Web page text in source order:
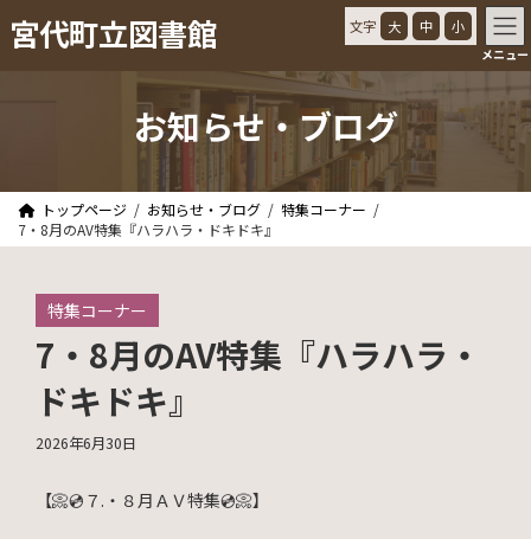
ン
ビ宮代町立図書館 文字 大 中 小
メニュー
お知らせ・ブログ
トップページ お知らせ・ブログ
特集コーナー
7・8月のAV特集『ハラハラ・ドキドキ』
特集コーナー
7・8月のAV特集『ハラハラ・
ドキドキ』
2026年6月30日
【📀💿７.・８月ＡＶ特集💿📀】